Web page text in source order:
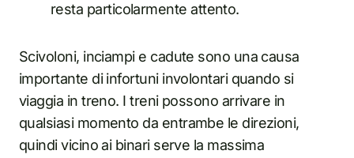
resta particolarmente attento.
Scivoloni, inciampi e cadute sono una causa
importante di infortuni involontari quando si
viaggia in treno. I treni possono arrivare in
qualsiasi momento da entrambe le direzioni,
quindi vicino ai binari serve la massima